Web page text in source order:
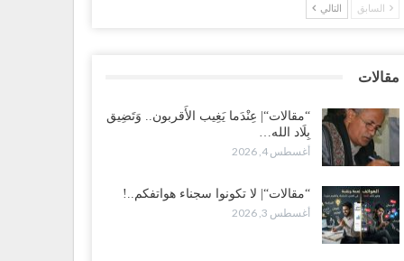
1, 2026
أبرز مساعدي الحجوري..!
بعد أيام من الاستعراضات.. الإصلاح يتوغل في معاقل
صالح.. هل بدأت معركة كسر النفوذ في الساحل
1, 2026
السابق التالي
مقالات
“مقالات“| عِنْدَما يَغِيب الأَقربون.. وَتَضِيق
بِلَاد الله…
أغسطس 4, 2026
“مقالات“| لا تكونوا سجناء هواتفكم..!
أغسطس 3, 2026